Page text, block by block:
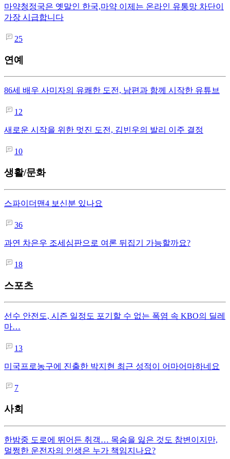
마약청정국은 옛말인 한국,마약 이제는 온라인 유통망 차단이
가장 시급합니다
25
연예
86세 배우 사미자의 유쾌한 도전, 남편과 함께 시작한 유튜브
12
새로운 시작을 위한 멋진 도전, 김빈우의 발리 이주 결정
10
생활/문화
스파이더맨4 보신분 있나요
36
과연 차은우 조세심판으로 여론 뒤집기 가능할까요?
18
스포츠
선수 안전도, 시즌 일정도 포기할 수 없는 폭염 속 KBO의 딜레
마…
13
미국프로농구에 진출한 박지현 최근 성적이 어마어마하네요
7
사회
한밤중 도로에 뛰어든 취객… 목숨을 잃은 것도 참변이지만,
멀쩡한 운전자의 인생은 누가 책임지나요?